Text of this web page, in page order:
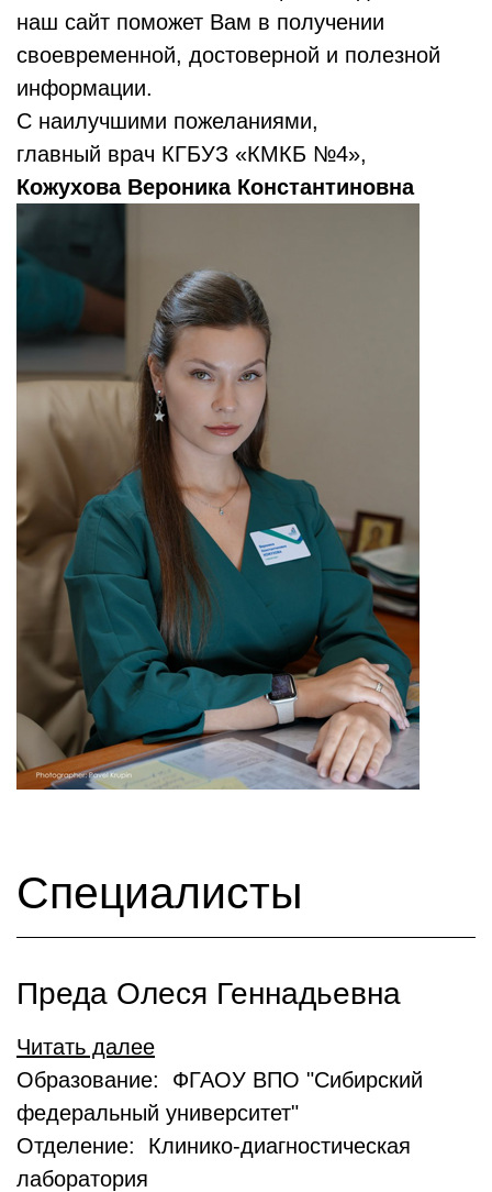
наш сайт поможет Вам в получении
своевременной, достоверной и полезной
информации.
С наилучшими пожеланиями,
главный врач КГБУЗ «КМКБ №4»,
Кожухова Вероника Константиновна
Специалисты
Преда Олеся Геннадьевна
Читать далее
Образование: ФГАОУ ВПО "Сибирский
федеральный университет"
Отделение: Клинико-диагностическая
лаборатория